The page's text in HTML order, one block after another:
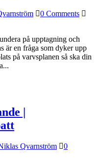
0 Comments
på upptagning och
är en fråga som dyker upp
på varvsplanen så ska din
|
Qvarnström
0